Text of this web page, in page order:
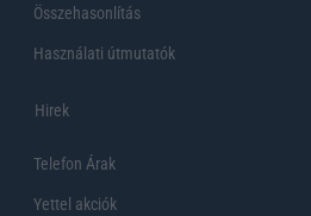
Összehasonlítás
Használati útmutatók
Hirek
Telefon Árak
Yettel akciók